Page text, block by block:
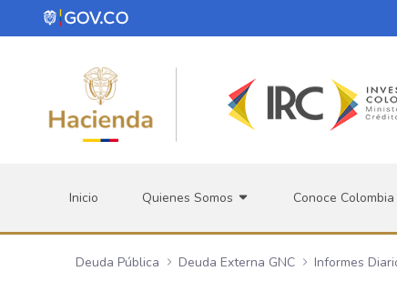
Saltar al contenido principal
Inicio Quienes Somos Conoce Colombia
Deuda Pública Deuda Externa GNC Informes